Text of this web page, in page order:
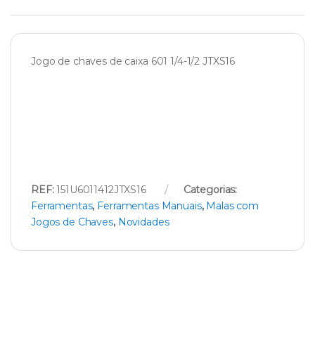
Jogo de chaves de caixa 601 1/4-1/2 JTXS16
REF:151U6011412JTXS16
Categorias:
Ferramentas, Ferramentas Manuais, Malas com
Jogos de Chaves, Novidades